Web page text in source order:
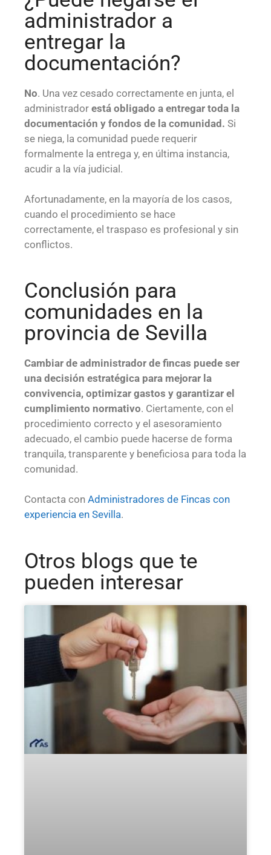
administrador a
entregar la
documentación?
No. Una vez cesado correctamente en junta, el
administrador está obligado a entregar toda la
documentación y fondos de la comunidad. Si
se niega, la comunidad puede requerir
formalmente la entrega y, en última instancia,
acudir a la vía judicial.
Afortunadamente, en la mayoría de los casos,
cuando el procedimiento se hace
correctamente, el traspaso es profesional y sin
conflictos.
Conclusión para
comunidades en la
provincia de Sevilla
Cambiar de administrador de fincas puede ser
una decisión estratégica para mejorar la
convivencia, optimizar gastos y garantizar el
cumplimiento normativo. Ciertamente, con el
procedimiento correcto y el asesoramiento
adecuado, el cambio puede hacerse de forma
tranquila, transparente y beneficiosa para toda la
comunidad.
Contacta con Administradores de Fincas con
experiencia en Sevilla.
Otros blogs que te
pueden interesar